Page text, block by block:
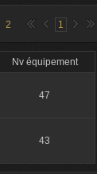
2 1
Nv équipement
47
43